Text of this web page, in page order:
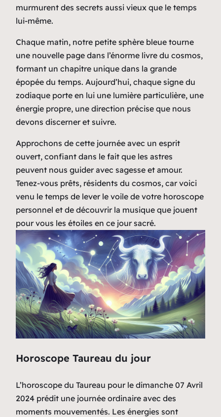
murmurent des secrets aussi vieux que le temps
lui-même.
Chaque matin, notre petite sphère bleue tourne
une nouvelle page dans l’énorme livre du cosmos,
formant un chapitre unique dans la grande
épopée du temps. Aujourd’hui, chaque signe du
zodiaque porte en lui une lumière particulière, une
énergie propre, une direction précise que nous
devons discerner et suivre.
Approchons de cette journée avec un esprit
ouvert, confiant dans le fait que les astres
peuvent nous guider avec sagesse et amour.
Tenez-vous prêts, résidents du cosmos, car voici
venu le temps de lever le voile de votre horoscope
personnel et de découvrir la musique que jouent
pour vous les étoiles en ce jour sacré.
Horoscope Taureau du jour
L’horoscope du Taureau pour le dimanche 07 Avril
2024 prédit une journée ordinaire avec des
moments mouvementés. Les énergies sont